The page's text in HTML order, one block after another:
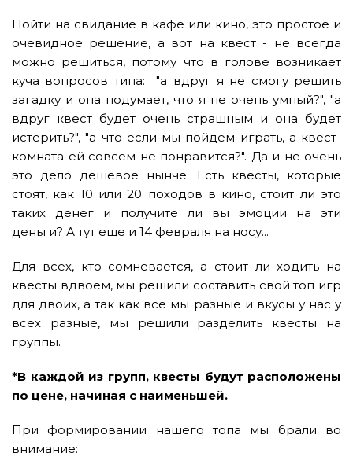
Пойти на свидание в кафе или кино, это простое и
очевидное решение, а вот на квест - не всегда
можно решиться, потому что в голове возникает
куча вопросов типа: "а вдруг я не смогу решить
загадку и она подумает, что я не очень умный?", "а
вдруг квест будет очень страшным и она будет
истерить?", "а что если мы пойдем играть, а квест-
комната ей совсем не понравится?". Да и не очень
это дело дешевое нынче. Есть квесты, которые
стоят, как 10 или 20 походов в кино, стоит ли это
таких денег и получите ли вы эмоции на эти
деньги? А тут еще и 14 февраля на носу...
Для всех, кто сомневается, а стоит ли ходить на
квесты вдвоем, мы решили составить свой топ игр
для двоих, а так как все мы разные и вкусы у нас у
всех разные, мы решили разделить квесты на
группы.
*В каждой из групп, квесты будут расположены
по цене, начиная с наименьшей.
При формировании нашего топа мы брали во
внимание: